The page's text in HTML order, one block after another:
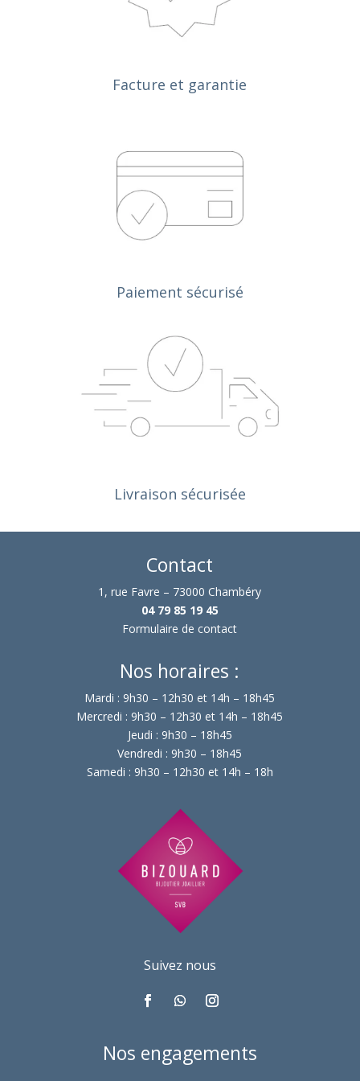
Facture et garantie
Paiement sécurisé
Livraison sécurisée
Contact
1, rue Favre – 73000 Chambéry
04 79 85 19 45
Formulaire de contact
Nos horaires :
Mardi : 9h30 – 12h30 et 14h – 18h45
Mercredi : 9h30 – 12h30 et 14h – 18h45
Jeudi : 9h30 – 18h45
Vendredi : 9h30 – 18h45
Samedi : 9h30 – 12h30 et 14h – 18h
Suivez nous
Nos engagements